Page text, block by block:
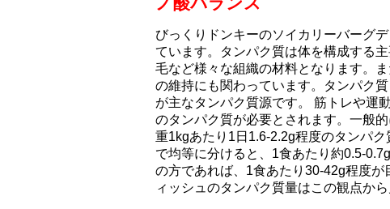
びっくりドンキーのソイカリーバーグ
ています。タンパク質は体を構成する
毛など様々な組織の材料となります。
の維持にも関わっています。タンパク
が主なタンパク質源です。 筋トレや運
のタンパク質が必要とされます。一般
重1kgあたり1日1.6-2.2g程度のタンパ
で均等に分けると、1食あたり約0.5-
の方であれば、1食あたり30-42g程度
ィッシュのタンパク質量はこの観点か